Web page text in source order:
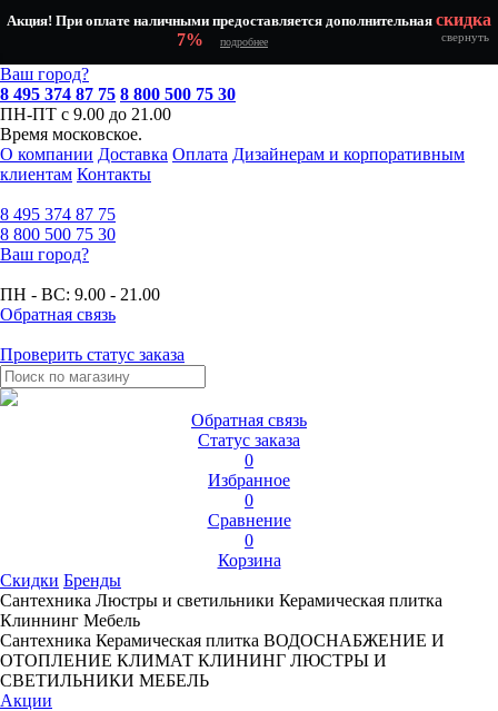
Акция! При оплате наличными предоставляется дополнительная скидка
7%
подробнее свернуть
Ваш город?
8 495 374 87 75 8 800 500 75 30
ПН-ПТ с 9.00 до 21.00
Время московское.
О компании Доставка Оплата Дизайнерам и корпоративным
клиентам Контакты
8 495 374 87 75
8 800 500 75 30
Ваш город?
ПН - ВС: 9.00 - 21.00
Обратная связь
Проверить статус заказа
Обратная связь
Статус заказа
0
Избранное
0
Сравнение
0
Корзина
Скидки Бренды
Сантехника Люстры и светильники Керамическая плитка
Клиннинг Мебель
Сантехника Керамическая плитка ВОДОСНАБЖЕНИЕ И
ОТОПЛЕНИЕ КЛИМАТ КЛИНИНГ ЛЮСТРЫ И
СВЕТИЛЬНИКИ МЕБЕЛЬ
Акции